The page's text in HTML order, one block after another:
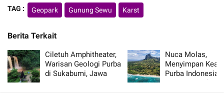
TAG : Geopark Gunung Sewu Karst
Berita Terkait
Ciletuh Amphitheater,
Warisan Geologi Purba
di Sukabumi, Jawa
Nuca Molas,
Menyimpan
Purba Indonesia
Jurassic Park